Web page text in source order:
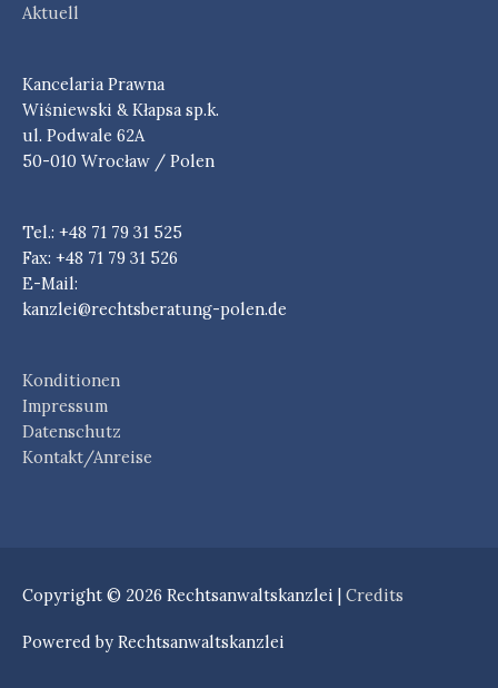
Aktuell
Kancelaria Prawna
Wiśniewski & Kłapsa sp.k.
ul. Podwale 62A
50-010 Wrocław / Polen
Tel.: +48 71 79 31 525
Fax: +48 71 79 31 526
E-Mail:
kanzlei@rechtsberatung-polen.de
Konditionen
Impressum
Datenschutz
Kontakt/Anreise
Copyright © 2026 Rechtsanwaltskanzlei | Credits
Powered by Rechtsanwaltskanzlei